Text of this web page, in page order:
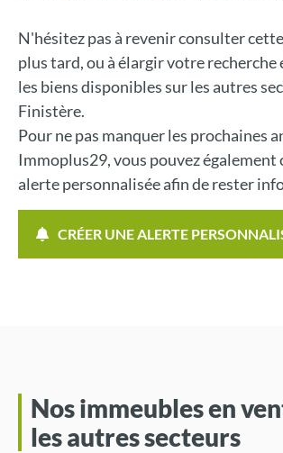
N'hésitez pas à revenir consulter
plus tard, ou à élargir votre recherche
les biens disponibles sur les autres
Finistère.
Pour ne pas manquer les prochaines
Immoplus29, vous pouvez également
alerte personnalisée afin de rester
CRÉER UNE ALERTE
Nos immeubles en
les autres secteurs